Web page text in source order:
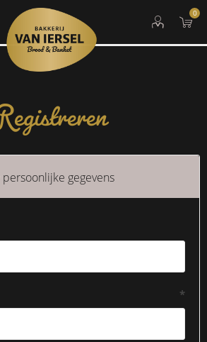
0
persoonlijke gegevens
*